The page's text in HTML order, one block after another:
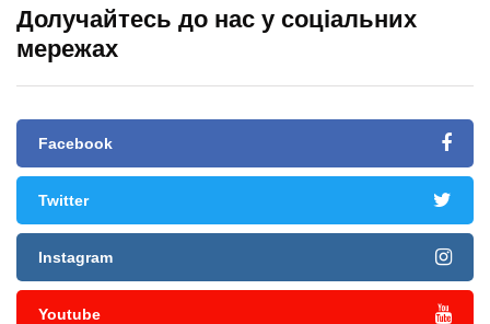
Долучайтесь до нас у соціальних
мережах
Facebook
Twitter
Instagram
Youtube